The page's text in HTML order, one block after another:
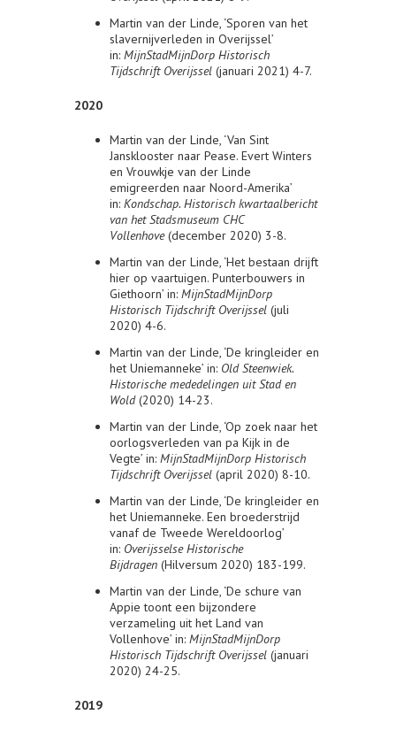
Martin van der Linde, ‘Sporen van het
slavernijverleden in Overijssel’
in: MijnStadMijnDorp Historisch
Tijdschrift Overijssel (januari 2021) 4-7.
2020
Martin van der Linde, ‘Van Sint
Jansklooster naar Pease. Evert Winters
en Vrouwkje van der Linde
emigreerden naar Noord-Amerika’
in: Kondschap. Historisch kwartaalbericht
van het Stadsmuseum CHC
Vollenhove(december 2020) 3-8.
Martin van der Linde, ‘Het bestaan drijft
hier op vaartuigen. Punterbouwers in
Giethoorn’ in: MijnStadMijnDorp
Historisch Tijdschrift Overijssel (juli
2020) 4-6.
Martin van der Linde, ‘De kringleider en
het Uniemanneke’ in: Old Steenwiek.
Historische mededelingen uit Stad en
Wold(2020) 14-23.
Martin van der Linde, ‘Op zoek naar het
oorlogsverleden van pa Kijk in de
Vegte’ in: MijnStadMijnDorp Historisch
Tijdschrift Overijssel (april 2020) 8-10.
Martin van der Linde, ‘De kringleider en
het Uniemanneke. Een broederstrijd
vanaf de Tweede Wereldoorlog’
in: Overijsselse Historische
Bijdragen (Hilversum 2020) 183-199.
Martin van der Linde, ‘De schure van
Appie toont een bijzondere
verzameling uit het Land van
Vollenhove’ in: MijnStadMijnDorp
Historisch Tijdschrift Overijssel (januari
2020) 24-25.
2019